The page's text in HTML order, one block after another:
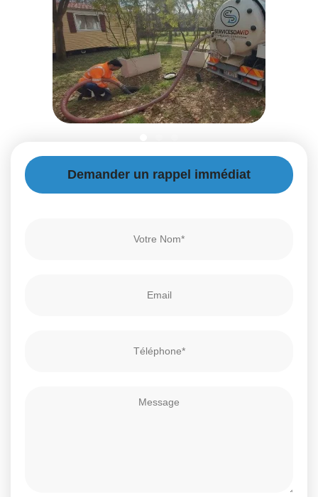
Demander un rappel immédiat